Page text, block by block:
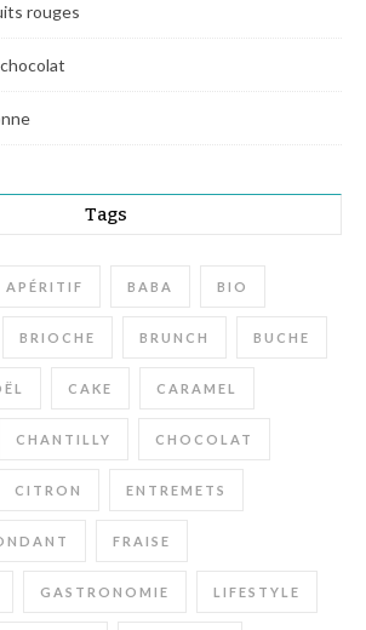
rouges
Tags
APÉRITIF BABA BIO
BRIOCHE BRUNCH BUCHE
CAKE CARAMEL
CHANTILLY CHOCOLAT
CITRON ENTREMETS
FRAISE
GASTRONOMIE LIFESTYLE